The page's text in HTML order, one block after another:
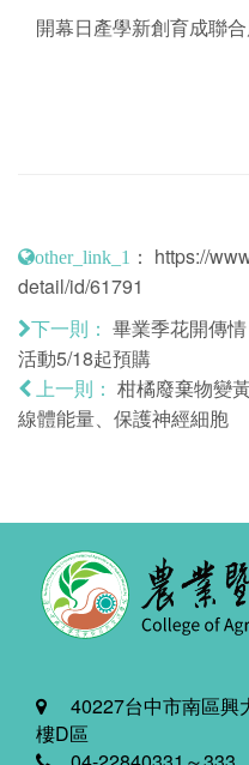
開幕日產學新創育成聯
other_link_1 ： https://
detail/id/61791
下一則：
畢業季花開傳
活動5/18起預購
上一則：
柑橘廢棄物變
線體能量、保護神經細胞
40227台中市南區興
樓D區